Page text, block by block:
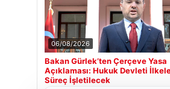
06/08/2026
Bakan Gürlek’ten Çerçeve Yasa
Açıklaması: Hukuk Devleti
Süreç İşletilecek